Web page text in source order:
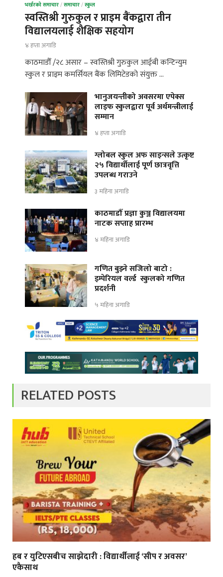
भर्खरको समाचार/समाचार/स्कुल
स्वस्तिश्री गुरुकुल र प्राइम बैंकद्वारा तीन
विद्यालयलाई शैक्षिक सहयोग
४ हप्ता अगाडि
काठमाडौँ /२८ असार – स्वस्तिश्री गुरुकुल आईबी कन्टिन्युम
स्कुल र प्राइम कमर्सियल बैंक लिमिटेडको संयुक्त …
भानुजयन्तीको अवसरमा एपेक्स
लाइफ स्कुलद्वारा पूर्व अर्थमन्त्रीलाई
सम्मान
४ हप्ता अगाडि
ग्लोबल स्कुल अफ साइन्सले उत्कृष्ट
२५ विद्यार्थीलाई पूर्ण छात्रवृत्ति
उपलब्ध गराउने
३ महिना अगाडि
काठमाडौँ प्रज्ञा कुञ्ज विद्यालयमा
नाटक सप्ताह प्रारम्भ
४ महिना अगाडि
गणित बुझ्ने सजिलो बाटो :
इम्पेरियल वर्ल्ड स्कुलको गणित
प्रदर्शनी
५ महिना अगाडि
RELATED POSTS
हब र युटिएसबीच साझेदारी : विद्यार्थीलाई ‘सीप र अवसर’
एकैसाथ